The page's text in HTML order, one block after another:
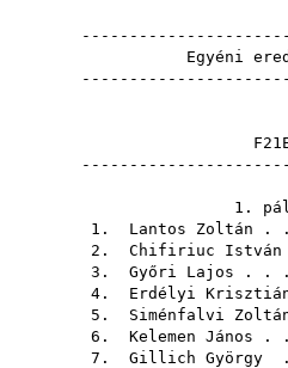
Egyéni
1.
1. Lantos Zoltán .
2. Chifiriuc István
3. Győri Lajos . .
4. Erdélyi
5. Siménfalvi
6. Kelemen János .
7. Gillich György